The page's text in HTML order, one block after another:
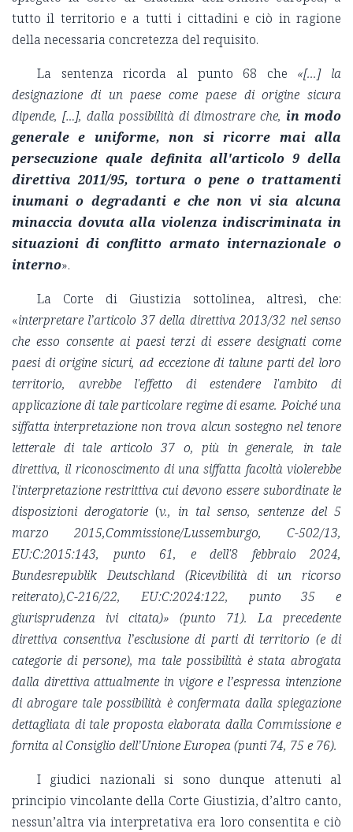
tutto il territorio e a tutti i cittadini e ciò in ragione
della necessaria concretezza del requisito.
La sentenza ricorda al punto 68 che «[...] la
designazione di un paese come paese di origine sicura
dipende, […], dalla possibilità di dimostrare che, in modo
generale e uniforme, non si ricorre mai alla
persecuzione quale definita all'articolo 9 della
direttiva 2011/95, tortura o pene o trattamenti
inumani o degradanti e che non vi sia alcuna
minaccia dovuta alla violenza indiscriminata in
situazioni di conflitto armato internazionale o
interno».
La Corte di Giustizia sottolinea, altresì, che:
«interpretare l’articolo 37 della direttiva 2013/32 nel senso
che esso consente ai paesi terzi di essere designati come
paesi di origine sicuri, ad eccezione di talune parti del loro
territorio, avrebbe l'effetto di estendere l'ambito di
applicazione di tale particolare regime di esame. Poiché una
siffatta interpretazione non trova alcun sostegno nel tenore
letterale di tale articolo 37 o, più in generale, in tale
direttiva, il riconoscimento di una siffatta facoltà violerebbe
l'interpretazione restrittiva cui devono essere subordinate le
disposizioni derogatorie (v., in tal senso, sentenze del 5
marzo 2015,Commissione/Lussemburgo, C-502/13,
EU:C:2015:143, punto 61, e dell'8 febbraio 2024,
Bundesrepublik Deutschland (Ricevibilità di un ricorso
reiterato),C-216/22, EU:C:2024:122, punto 35 e
giurisprudenza ivi citata)» (punto 71). La precedente
direttiva consentiva l’esclusione di parti di territorio (e di
categorie di persone), ma tale possibilità è stata abrogata
dalla direttiva attualmente in vigore e l’espressa intenzione
di abrogare tale possibilità è confermata dalla spiegazione
dettagliata di tale proposta elaborata dalla Commissione e
fornita al Consiglio dell’Unione Europea (punti 74, 75 e 76).
I giudici nazionali si sono dunque attenuti al
principio vincolante della Corte Giustizia, d’altro canto,
nessun’altra via interpretativa era loro consentita e ciò